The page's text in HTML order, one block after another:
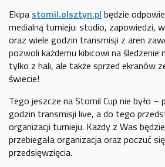
Ekipa stomil.olsztyn.pl będzie
medialną turnieju: studio, zapowiedzi,
oraz wiele godzin transmisji z aren
pozwoli każdemu kibicowi na śledzenie
tylko z hali, ale także sprzed ekranów
świecie!
Tego jeszcze na Stomil Cup nie było –
godzin transmisji live, a do tego
organizacji turnieju. Każdy z Was
przebiegała organizacja oraz poczuć
przedsięwzięcia.